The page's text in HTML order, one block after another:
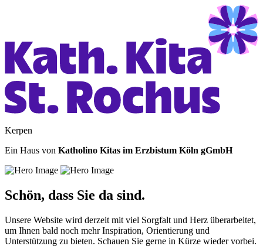
Kerpen
Ein Haus von Katholino Kitas im Erzbistum Köln gGmbH
Schön, dass Sie da sind.
Unsere Website wird derzeit mit viel Sorgfalt und Herz überarbeitet,
um Ihnen bald noch mehr Inspiration, Orientierung und
Unterstützung zu bieten. Schauen Sie gerne in Kürze wieder vorbei.